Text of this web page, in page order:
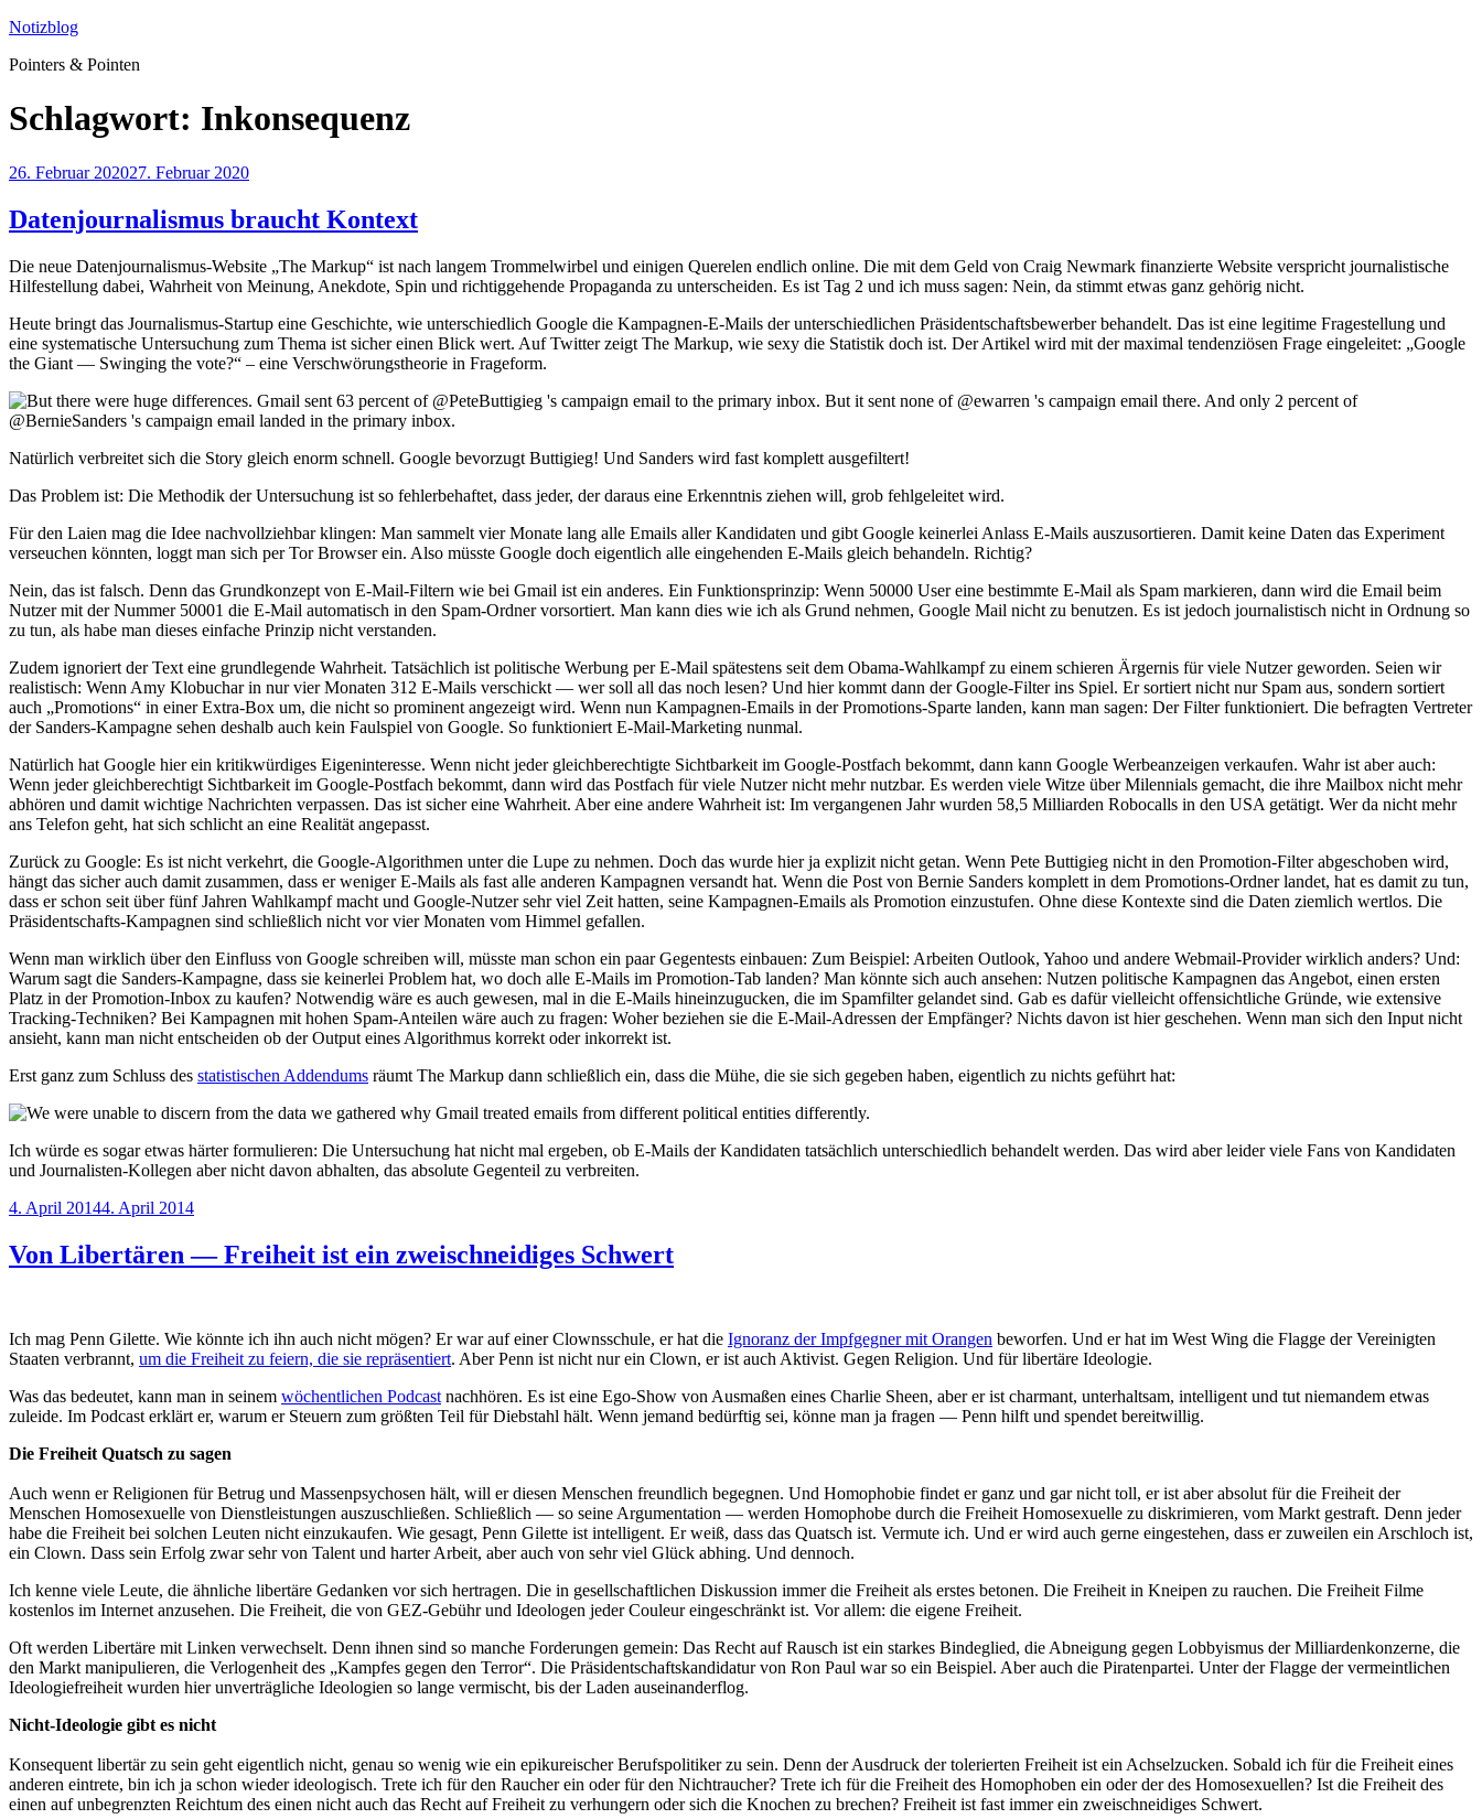
Zum
springen
Notizblog
Pointers & Pointen
Schlagwort: Inkonsequenz
Veröffentlicht
26. Februar 202027. Februar 2020
Datenjournalismus braucht Kontext
Die neue Datenjournalismus-Website „The Markup“ ist nach langem Trommelwirbel und einigen Querelen endlich online. Die mit dem Geld von Craig Newmark finanzierte Website verspricht journalistische
Hilfestellung dabei, Wahrheit von Meinung, Anekdote, Spin und richtiggehende Propaganda zu unterscheiden. Es ist Tag 2 und ich muss sagen: Nein, da stimmt etwas ganz gehörig nicht.
Heute bringt das Journalismus-Startup eine Geschichte, wie unterschiedlich Google die Kampagnen-E-Mails der unterschiedlichen Präsidentschaftsbewerber behandelt. Das ist eine legitime Fragestellung und
eine systematische Untersuchung zum Thema ist sicher einen Blick wert. Auf Twitter zeigt The Markup, wie sexy die Statistik doch ist. Der Artikel wird mit der maximal tendenziösen Frage eingeleitet: „Google
the Giant — Swinging the vote?“ – eine Verschwörungstheorie in Frageform.
Natürlich verbreitet sich die Story gleich enorm schnell. Google bevorzugt Buttigieg! Und Sanders wird fast komplett ausgefiltert!
Das Problem ist: Die Methodik der Untersuchung ist so fehlerbehaftet, dass jeder, der daraus eine Erkenntnis ziehen will, grob fehlgeleitet wird.
Für den Laien mag die Idee nachvollziehbar klingen: Man sammelt vier Monate lang alle Emails aller Kandidaten und gibt Google keinerlei Anlass E-Mails auszusortieren. Damit keine Daten das Experiment
verseuchen könnten, loggt man sich per Tor Browser ein. Also müsste Google doch eigentlich alle eingehenden E-Mails gleich behandeln. Richtig?
Nein, das ist falsch. Denn das Grundkonzept von E-Mail-Filtern wie bei Gmail ist ein anderes. Ein Funktionsprinzip: Wenn 50000 User eine bestimmte E-Mail als Spam markieren, dann wird die Email beim
Nutzer mit der Nummer 50001 die E-Mail automatisch in den Spam-Ordner vorsortiert. Man kann dies wie ich als Grund nehmen, Google Mail nicht zu benutzen. Es ist jedoch journalistisch nicht in Ordnung so
zu tun, als habe man dieses einfache Prinzip nicht verstanden.
Zudem ignoriert der Text eine grundlegende Wahrheit. Tatsächlich ist politische Werbung per E-Mail spätestens seit dem Obama-Wahlkampf zu einem schieren Ärgernis für viele Nutzer geworden. Seien wir
realistisch: Wenn Amy Klobuchar in nur vier Monaten 312 E-Mails verschickt — wer soll all das noch lesen? Und hier kommt dann der Google-Filter ins Spiel. Er sortiert nicht nur Spam aus, sondern sortiert
auch „Promotions“ in einer Extra-Box um, die nicht so prominent angezeigt wird. Wenn nun Kampagnen-Emails in der Promotions-Sparte landen, kann man sagen: Der Filter funktioniert. Die befragten Vertreter
der Sanders-Kampagne sehen deshalb auch kein Faulspiel von Google. So funktioniert E-Mail-Marketing nunmal.
Natürlich hat Google hier ein kritikwürdiges Eigeninteresse. Wenn nicht jeder gleichberechtigte Sichtbarkeit im Google-Postfach bekommt, dann kann Google Werbeanzeigen verkaufen. Wahr ist aber auch:
Wenn jeder gleichberechtigt Sichtbarkeit im Google-Postfach bekommt, dann wird das Postfach für viele Nutzer nicht mehr nutzbar. Es werden viele Witze über Milennials gemacht, die ihre Mailbox nicht mehr
abhören und damit wichtige Nachrichten verpassen. Das ist sicher eine Wahrheit. Aber eine andere Wahrheit ist: Im vergangenen Jahr wurden 58,5 Milliarden Robocalls in den USA getätigt. Wer da nicht mehr
ans Telefon geht, hat sich schlicht an eine Realität angepasst.
Zurück zu Google: Es ist nicht verkehrt, die Google-Algorithmen unter die Lupe zu nehmen. Doch das wurde hier ja explizit nicht getan. Wenn Pete Buttigieg nicht in den Promotion-Filter abgeschoben wird,
hängt das sicher auch damit zusammen, dass er weniger E-Mails als fast alle anderen Kampagnen versandt hat. Wenn die Post von Bernie Sanders komplett in dem Promotions-Ordner landet, hat es damit zu tun,
dass er schon seit über fünf Jahren Wahlkampf macht und Google-Nutzer sehr viel Zeit hatten, seine Kampagnen-Emails als Promotion einzustufen. Ohne diese Kontexte sind die Daten ziemlich wertlos. Die
Präsidentschafts-Kampagnen sind schließlich nicht vor vier Monaten vom Himmel gefallen.
Wenn man wirklich über den Einfluss von Google schreiben will, müsste man schon ein paar Gegentests einbauen: Zum Beispiel: Arbeiten Outlook, Yahoo und andere Webmail-Provider wirklich anders? Und:
Warum sagt die Sanders-Kampagne, dass sie keinerlei Problem hat, wo doch alle E-Mails im Promotion-Tab landen? Man könnte sich auch ansehen: Nutzen politische Kampagnen das Angebot, einen ersten
Platz in der Promotion-Inbox zu kaufen? Notwendig wäre es auch gewesen, mal in die E-Mails hineinzugucken, die im Spamfilter gelandet sind. Gab es dafür vielleicht offensichtliche Gründe, wie extensive
Tracking-Techniken? Bei Kampagnen mit hohen Spam-Anteilen wäre auch zu fragen: Woher beziehen sie die E-Mail-Adressen der Empfänger? Nichts davon ist hier geschehen. Wenn man sich den Input nicht
ansieht, kann man nicht entscheiden ob der Output eines Algorithmus korrekt oder inkorrekt ist.
Erst ganz zum Schluss des statistischen Addendums räumt The Markup dann schließlich ein, dass die Mühe, die sie sich gegeben haben, eigentlich zu nichts geführt hat:
Ich würde es sogar etwas härter formulieren: Die Untersuchung hat nicht mal ergeben, ob E-Mails der Kandidaten tatsächlich unterschiedlich behandelt werden. Das wird aber leider viele Fans von Kandidaten
und Journalisten-Kollegen aber nicht davon abhalten, das absolute Gegenteil zu verbreiten.
Veröffentlicht
4. April 20144. April 2014
Von Libertären — Freiheit ist ein zweischneidiges Schwert
Ich mag Penn Gilette. Wie könnte ich ihn auch nicht mögen? Er war auf einer Clownsschule, er hat die Ignoranz der Impfgegner mit Orangen beworfen. Und er hat im West Wing die Flagge der Vereinigten
Staaten verbrannt, um die Freiheit zu feiern, die sie repräsentiert. Aber Penn ist nicht nur ein Clown, er ist auch Aktivist. Gegen Religion. Und für libertäre Ideologie.
Was das bedeutet, kann man in seinem wöchentlichen Podcast nachhören. Es ist eine Ego-Show von Ausmaßen eines Charlie Sheen, aber er ist charmant, unterhaltsam, intelligent und tut niemandem etwas
zuleide. Im Podcast erklärt er, warum er Steuern zum größten Teil für Diebstahl hält. Wenn jemand bedürftig sei, könne man ja fragen — Penn hilft und spendet bereitwillig.
Die Freiheit Quatsch zu sagen
Auch wenn er Religionen für Betrug und Massenpsychosen hält, will er diesen Menschen freundlich begegnen. Und Homophobie findet er ganz und gar nicht toll, er ist aber absolut für die Freiheit der
Menschen Homosexuelle von Dienstleistungen auszuschließen. Schließlich — so seine Argumentation — werden Homophobe durch die Freiheit Homosexuelle zu diskrimieren, vom Markt gestraft. Denn jeder
habe die Freiheit bei solchen Leuten nicht einzukaufen. Wie gesagt, Penn Gilette ist intelligent. Er weiß, dass das Quatsch ist. Vermute ich. Und er wird auch gerne eingestehen, dass er zuweilen ein Arschloch ist,
ein Clown. Dass sein Erfolg zwar sehr von Talent und harter Arbeit, aber auch von sehr viel Glück abhing. Und dennoch.
Ich kenne viele Leute, die ähnliche libertäre Gedanken vor sich hertragen. Die in gesellschaftlichen Diskussion immer die Freiheit als erstes betonen. Die Freiheit in Kneipen zu rauchen. Die Freiheit Filme
kostenlos im Internet anzusehen. Die Freiheit, die von GEZ-Gebühr und Ideologen jeder Couleur eingeschränkt ist. Vor allem: die eigene Freiheit.
Oft werden Libertäre mit Linken verwechselt. Denn ihnen sind so manche Forderungen gemein: Das Recht auf Rausch ist ein starkes Bindeglied, die Abneigung gegen Lobbyismus der Milliardenkonzerne, die
den Markt manipulieren, die Verlogenheit des „Kampfes gegen den Terror“. Die Präsidentschaftskandidatur von Ron Paul war so ein Beispiel. Aber auch die Piratenpartei. Unter der Flagge der vermeintlichen
Ideologiefreiheit wurden hier unverträgliche Ideologien so lange vermischt, bis der Laden auseinanderflog.
Nicht-Ideologie gibt es nicht
Konsequent libertär zu sein geht eigentlich nicht, genau so wenig wie ein epikureischer Berufspolitiker zu sein. Denn der Ausdruck der tolerierten Freiheit ist ein Achselzucken. Sobald ich für die Freiheit eines
anderen eintrete, bin ich ja schon wieder ideologisch. Trete ich für den Raucher ein oder für den Nichtraucher? Trete ich für die Freiheit des Homophoben ein oder der des Homosexuellen? Ist die Freiheit des
einen auf unbegrenzten Reichtum des einen nicht auch das Recht auf Freiheit zu verhungern oder sich die Knochen zu brechen? Freiheit ist fast immer ein zweischneidiges Schwert.